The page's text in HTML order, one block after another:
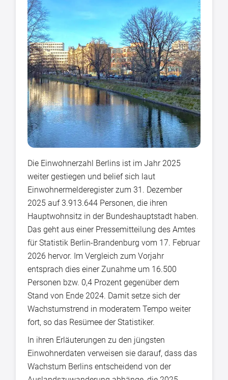
Die Einwohnerzahl Berlins ist im Jahr 2025
weiter gestiegen und belief sich laut
Einwohnermelderegister zum 31. Dezember
2025 auf 3.913.644 Personen, die ihren
Hauptwohnsitz in der Bundeshauptstadt haben.
Das geht aus einer Pressemitteilung des Amtes
für Statistik Berlin-Brandenburg vom 17. Februar
2026 hervor. Im Vergleich zum Vorjahr
entsprach dies einer Zunahme um 16.500
Personen bzw. 0,4 Prozent gegenüber dem
Stand von Ende 2024. Damit setze sich der
Wachstumstrend in moderatem Tempo weiter
fort, so das Resümee der Statistiker.
In ihren Erläuterungen zu den jüngsten
Einwohnerdaten verweisen sie darauf, dass das
Wachstum Berlins entscheidend von der